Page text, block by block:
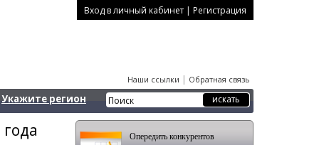
Вход в личный кабинет | Регистрация
Наши ссылки | Обратная связь
Укажите регион
Опередить конкурентов